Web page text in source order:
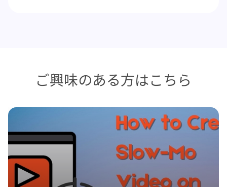
ご興味のある方はこちら